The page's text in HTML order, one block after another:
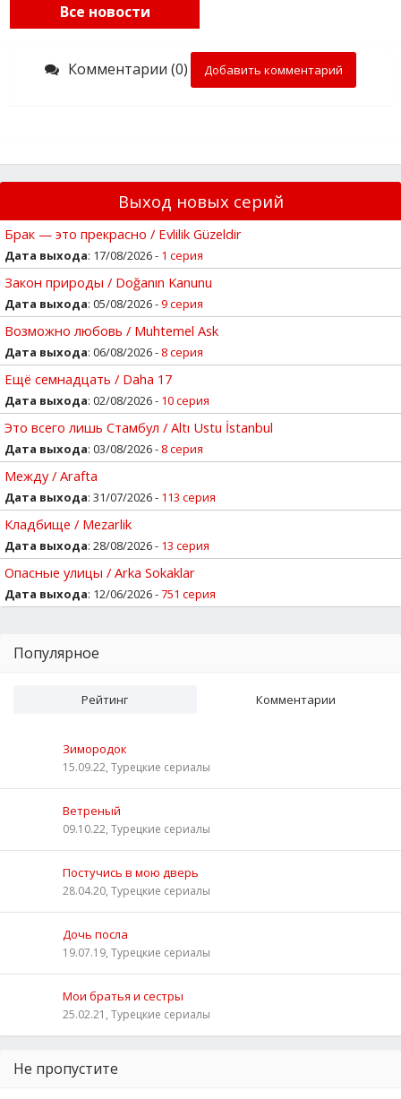
Все новости
Комментарии (0) Добавить комментарий
Выход новых серий
Брак — это прекрасно / Evlilik Güzeldir
Дата выхода: 17/08/2026 - 1 серия
Закон природы / Doğanın Kanunu
Дата выхода: 05/08/2026 -9 серия
Возможно любовь / Muhtemel Ask
Дата выхода: 06/08/2026 - 8 серия
Ещё семнадцать / Daha 17
Дата выхода: 02/08/2026 - 10 серия
Это всего лишь Стамбул / Altı Ustu İstanbul
Дата выхода: 03/08/2026 - 8 серия
Между / Arafta
Дата выхода: 31/07/2026 - 113 серия
Кладбище / Mezarlik
Дата выхода: 28/08/2026 - 13 серия
Опасные улицы / Arka Sokaklar
Дата выхода: 12/06/2026 -751 серия
Популярное
Рейтинг Комментарии
Зимородок
15.09.22, Турецкие сериалы
Ветреный
09.10.22, Турецкие сериалы
Постучись в мою дверь
28.04.20, Турецкие сериалы
Дочь посла
19.07.19, Турецкие сериалы
Мои братья и сестры
25.02.21, Турецкие сериалы
Не пропустите